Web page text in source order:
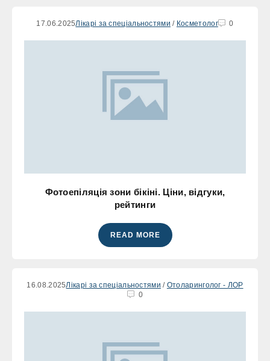
17.06.2025Лікарі за спеціальностями / Косметолог 0
Фотоепіляція зони бікіні. Ціни, відгуки,
рейтинги
READ MORE
16.08.2025Лікарі за спеціальностями / Отоларинголог - ЛОР
0